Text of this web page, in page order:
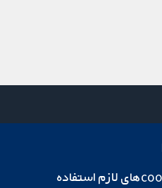
دفتر رسانه‌ایما برای کارکردن وب‌گاه از cookie‌های لازم استفاده